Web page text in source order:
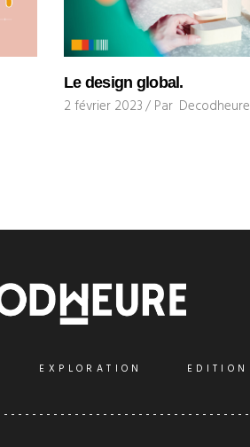
Le design global.
2 février 2023 Par Decodheure
EXPLORATION EDITION